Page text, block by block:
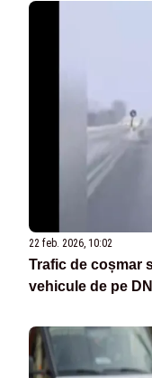
22 feb. 2026, 10:02
Trafic de coșmar
vehicule de pe